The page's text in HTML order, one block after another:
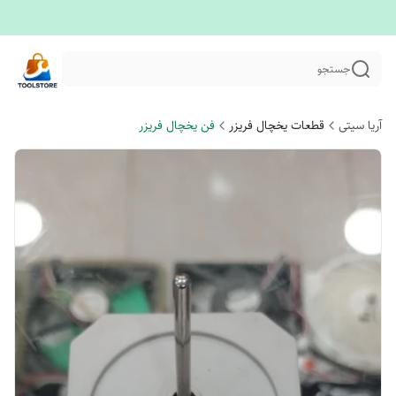
جستجو
آریا سیتی قطعات یخچال فریزر فن یخچال فریزر